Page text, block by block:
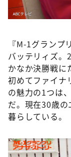
『M-1グランプ
バッテリィズ。
かなか決勝戦に
初めてファイナ
の魅力の1つは
だ。現在30歳
暮らしている。